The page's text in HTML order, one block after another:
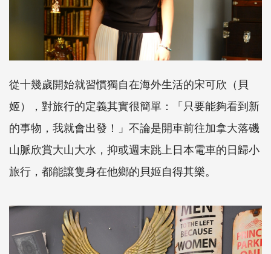
從十幾歲開始就習慣獨自在海外生活的宋可欣（貝
姬），對旅行的定義其實很簡單：「只要能夠看到新
的事物，我就會出發！」不論是開車前往加拿大落磯
山脈欣賞大山大水，抑或週末跳上日本電車的日歸小
旅行，都能讓隻身在他鄉的貝姬自得其樂。